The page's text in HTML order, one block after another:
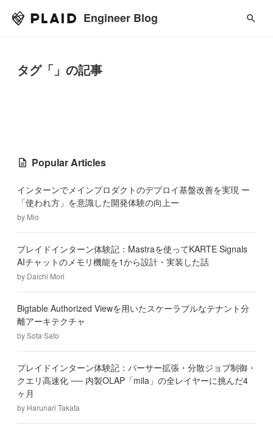
Engineer Blog
タグ「」の記事
Popular Articles
インターンでメインプロダクトのデプロイ基盤改善を実現 ー
「使われ方」を意識した開発体験の向上ー
by Mio
プレイドインターン体験記：Mastraを使ってKARTE Signals
AIチャットのメモリ機能を1から設計・実装した話
by Daichi Mori
Bigtable Authorized Viewを用いたスケーラブルなテナント分
離アーキテクチャ
bySota Sato
プレイドインターン体験記：パーサー拡張・分散ジョブ制御・
クエリ高速化 ── 内製OLAP「mila」の全レイヤーに挑んだ4
ヶ月
by Harunari Takata